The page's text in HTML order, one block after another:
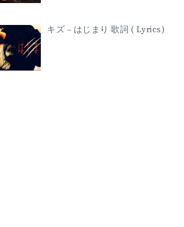
キズ – はじまり 歌詞 ( Lyrics)